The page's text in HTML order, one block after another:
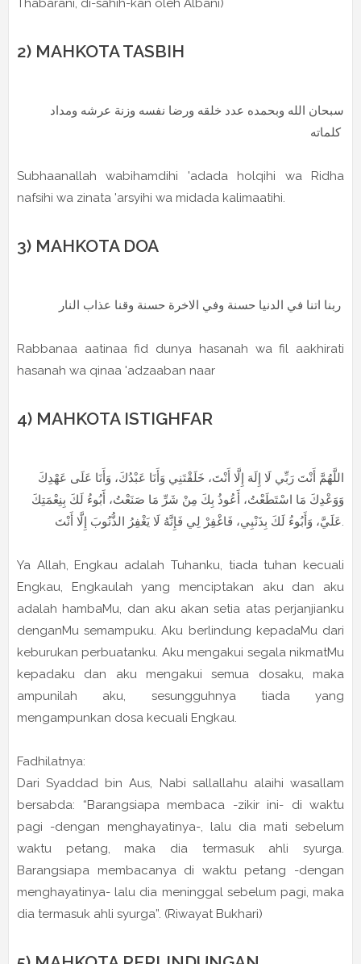
Thabarani, di-sahih-kan oleh Albani)
2) MAHKOTA TASBIH
سبحان الله وبحمده عدد خلقه ورضا نفسه وزنة عرشه ومداد
كلماته
Subhaanallah wabihamdihi 'adada holqihi wa Ridha
nafsihi wa zinata 'arsyihi wa midada kalimaatihi.
3) MAHKOTA DOA
Rabbanaa aatinaa fid dunya hasanah wa fil aakhirati
hasanah wa qinaa 'adzaaban naar
4) MAHKOTA ISTIGHFAR
اللَّهُمَّ أَنْتَ رَبِّي لَا إِلَهَ إِلَّا أَنْتَ، خَلَقْتَنِي وَأَنَا عَبْدُكَ، وَأَنَا عَلَى عَهْدِكَ
وَوَعْدِكَ مَا اسْتَطَعْتُ، أَعُوذُ بِكَ مِنْ شَرِّ مَا صَنَعْتُ، أَبُوءُ لَكَ بِنِعْمَتِكَ
عَلَيَّ، وَأَبُوءُ لَكَ بِذَنْبِي، فَاغْفِرْ لِي فَإِنَّهُ لَا يَغْفِرُ الذُّنُوبَ إِلَّا أَنْتَ.
Ya Allah, Engkau adalah Tuhanku, tiada tuhan kecuali
Engkau, Engkaulah yang menciptakan aku dan aku
adalah hambaMu, dan aku akan setia atas perjanjianku
denganMu semampuku. Aku berlindung kepadaMu dari
keburukan perbuatanku. Aku mengakui segala nikmatMu
kepadaku dan aku mengakui semua dosaku, maka
ampunilah aku, sesungguhnya tiada yang
mengampunkan dosa kecuali Engkau.
Fadhilatnya:
Dari Syaddad bin Aus, Nabi sallallahu alaihi wasallam
bersabda: “Barangsiapa membaca -zikir ini- di waktu
pagi -dengan menghayatinya-, lalu dia mati sebelum
waktu petang, maka dia termasuk ahli syurga.
Barangsiapa membacanya di waktu petang -dengan
menghayatinya- lalu dia meninggal sebelum pagi, maka
dia termasuk ahli syurga”. (Riwayat Bukhari)